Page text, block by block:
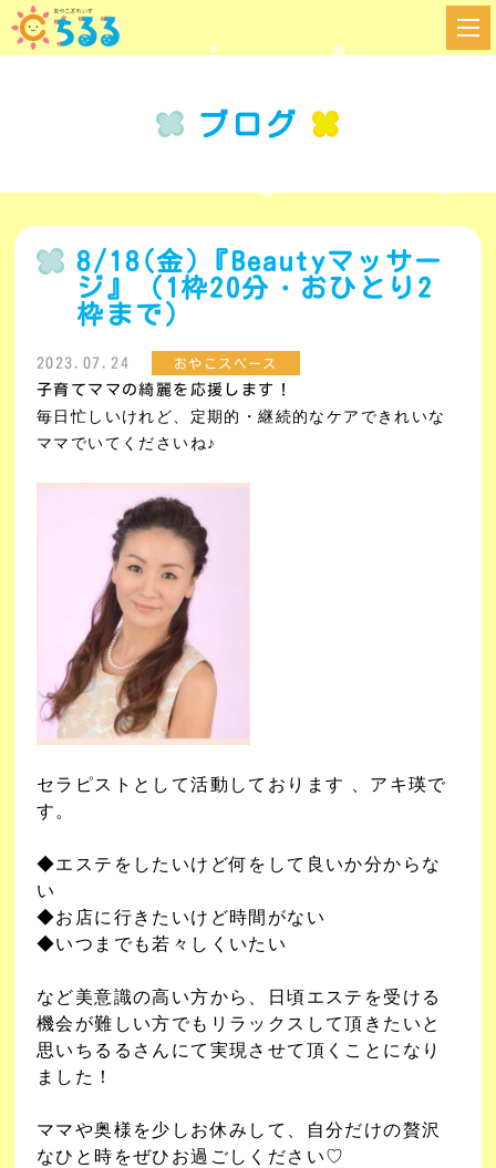
ブログ
8/18(金)『Beautyマッサー
ジ』（1枠20分・おひとり2
枠まで）
2023.07.24 おやこスペース
子育てママの綺麗を応援します！
毎日忙しいけれど、定期的・継続的なケアできれいな
ママでいてくださいね♪
セラピストとして活動しております 、アキ瑛で
す。
◆エステをしたいけど何をして良いか分からな
い
◆お店に行きたいけど時間がない
◆いつまでも若々しくいたい
など美意識の高い方から、日頃エステを受ける
機会が難しい方でもリラックスして頂きたいと
思いちるるさんにて実現させて頂くことになり
ました！
ママや奥様を少しお休みして、自分だけの贅沢
なひと時をぜひお過ごしください♡